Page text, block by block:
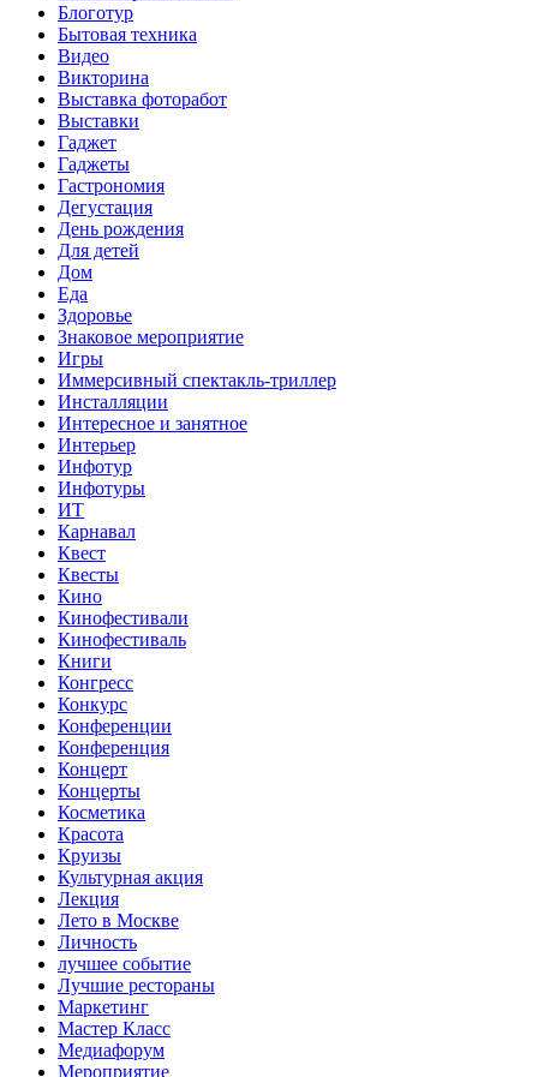
Блоготур
Бытовая техника
Видео
Викторина
Выставка фоторабот
Выставки
Гаджет
Гаджеты
Гастрономия
Дегустация
День рождения
Для детей
Дом
Еда
Здоровье
Знаковое мероприятие
Игры
Иммерсивный спектакль-триллер
Инсталляции
Интересное и занятное
Интерьер
Инфотур
Инфотуры
ИТ
Карнавал
Квест
Квесты
Кино
Кинофестивали
Кинофестиваль
Книги
Конгресс
Конкурс
Конференции
Конференция
Концерт
Концерты
Косметика
Красота
Круизы
Культурная акция
Лекция
Лето в Москве
Личность
лучшее событие
Лучшие рестораны
Маркетинг
Мастер Класс
Медиафорум
Мероприятие